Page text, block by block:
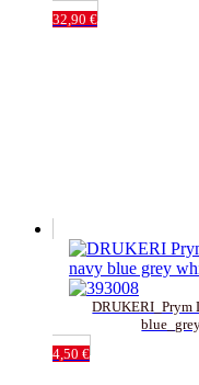
32,90 €
DRUKERI_Prym
4,50 €